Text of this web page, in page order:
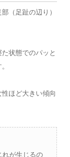
（足趾の辺り）
状態でのパッと
ほど大きい傾向
れが生じるの